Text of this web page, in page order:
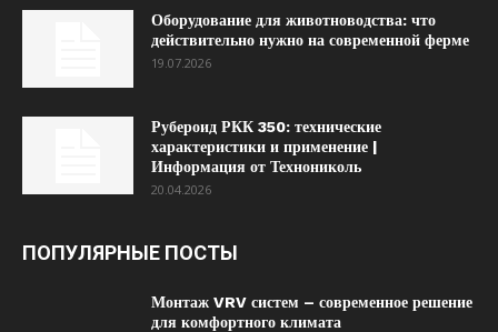
Оборудование для животноводства: что
действительно нужно на современной ферме
19.07.2026
Рубероид РКК 350: технические
характеристики и применение |
Информация от Технониколь
20.04.2026
ПОПУЛЯРНЫЕ ПОСТЫ
Монтаж VRV систем – современное решение
для комфортного климата